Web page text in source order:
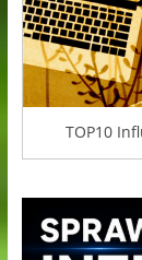
TOP10